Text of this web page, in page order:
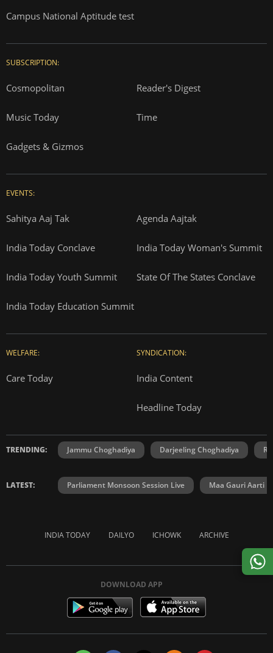
Campus National Aptitude test
SUBSCRIPTION:
Cosmopolitan Reader's Digest
Music Today Time
Gadgets & Gizmos
EVENTS:
Sahitya Aaj Tak Agenda Aajtak
India Today Conclave India Today Woman's Summit
India Today Youth Summit State Of The States Conclave
India Today Education Summit
WELFARE:
Care Today
SYNDICATION:
India Content
Headline Today
TRENDING: Jammu Choghadiya Darjeeling Choghadiya
LATEST: Parliament Monsoon Session Live Maa Gauri Aarti
INDIA TODAY DAILYO ICHOWK ARCHIVE
DOWNLOAD APP